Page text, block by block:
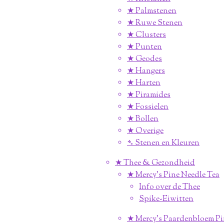
★ Palmstenen
★ Ruwe Stenen
★ Clusters
★ Punten
★ Geodes
★ Hangers
★ Harten
★ Piramides
★ Fossielen
★ Bollen
★ Overige
➴ Stenen en Kleuren
★ Thee & Gezondheid
★ Mercy's Pine Needle Tea
Info over de Thee
Spike-Eiwitten
★ Mercy's Paardenbloem